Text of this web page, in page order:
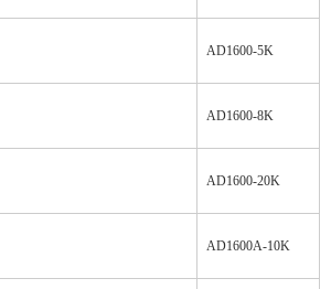
AD1600-5K
AD1600-8K
AD1600-20K
AD1600A-10K